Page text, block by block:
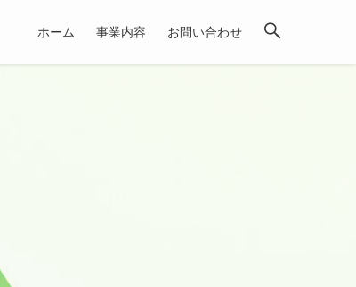
ホーム 事業内容 お問い合わせ